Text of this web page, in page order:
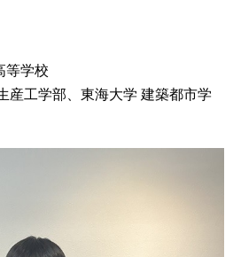
等学校
産工学部、東海大学 建築都市学